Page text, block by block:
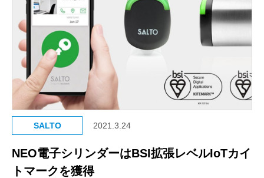
SALTO 2021.3.24
NEO電子シリンダーはBSI拡張レベルIoTカイ
トマークを獲得